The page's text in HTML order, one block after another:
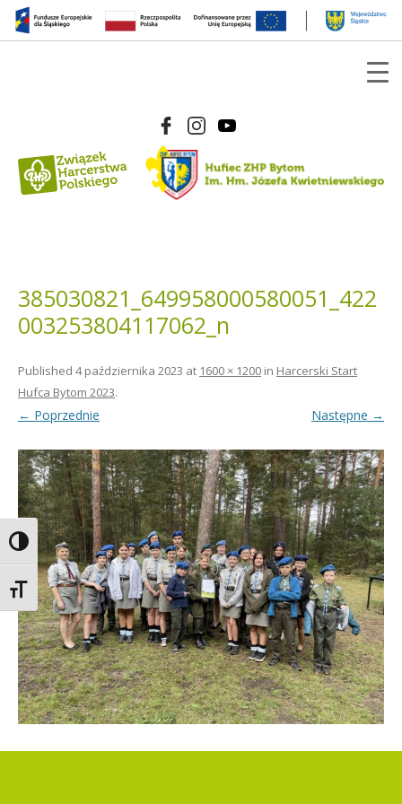
Toggle High Contrast
Toggle Font size
385030821_649958000580051_422
003253804117062_n
Published 4 października 2023 at 1600 × 1200 in Harcerski Start
Hufca Bytom 2023.
← Poprzednie Następne →